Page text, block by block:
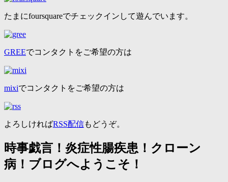
たまにfoursquareでチェックインして遊んでいます。
GREEでコンタクトをご希望の方は
mixiでコンタクトをご希望の方は
よろしければRSS配信もどうぞ。
時事戯言！炎症性腸疾患！クローン
病！ブログへようこそ！